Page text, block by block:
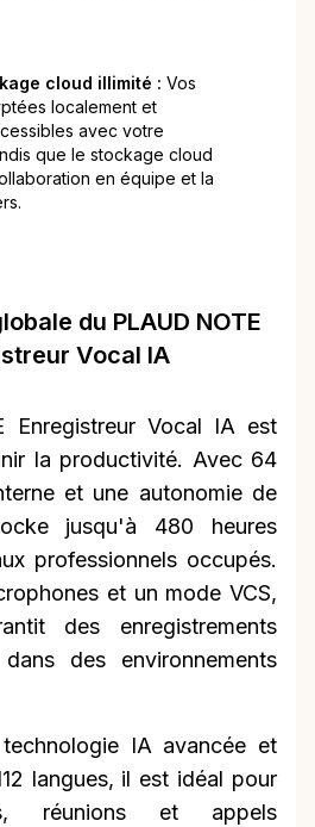
cloud illimité : Vos
localement et
avec votre
que le stockage cloud
en équipe et la
du PLAUD NOTE
Vocal IA
Enregistreur Vocal IA est
la productivité. Avec 64
et une autonomie de
jusqu'à 480 heures
professionnels occupés.
et un mode VCS,
des enregistrements
des environnements
IA avancée et
langues, il est idéal pour
réunions et appels